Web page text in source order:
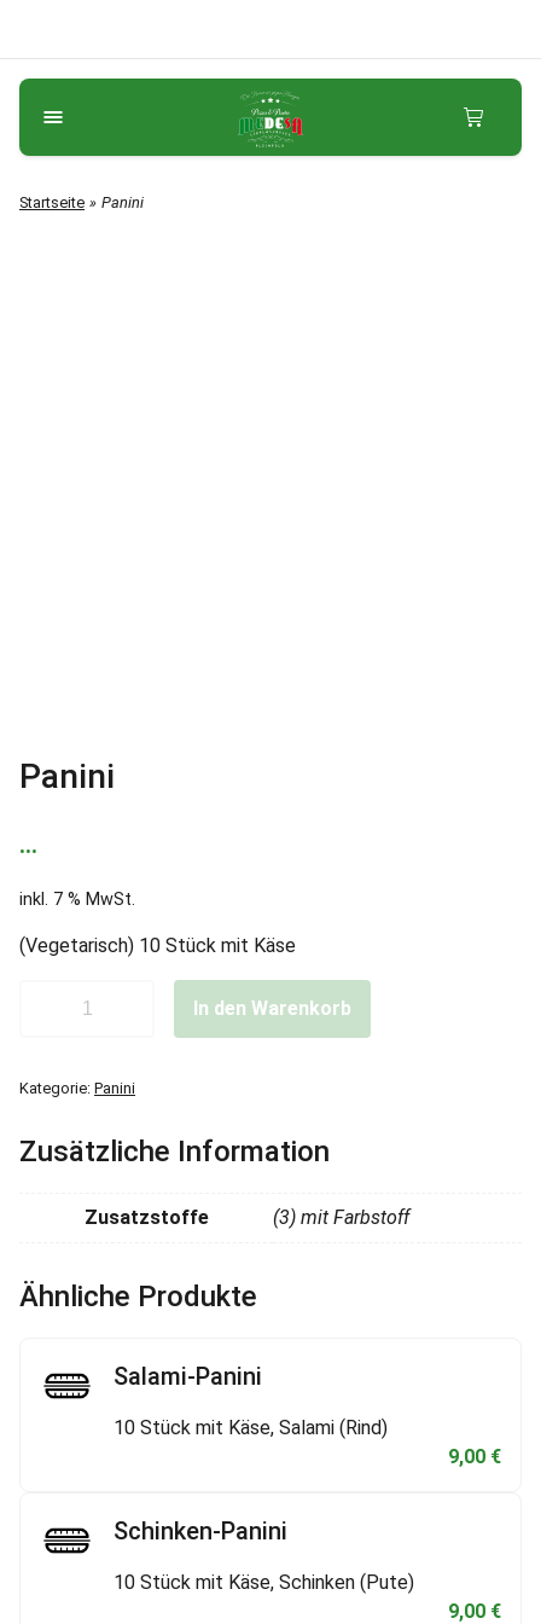
Startseite Panini
Panini
…
inkl. 7 % MwSt.
(Vegetarisch) 10 Stück mit Käse
i
i
M
e
In den Warenkorb
Kategorie: Panini
Zusätzliche Information
Zusatzstoffe (3) mit Farbstoff
Ähnliche Produkte
Salami-Panini
10 Stück mit Käse, Salami (Rind)
9,00 €
Schinken-Panini
10 Stück mit Käse, Schinken (Pute)
9,00 €